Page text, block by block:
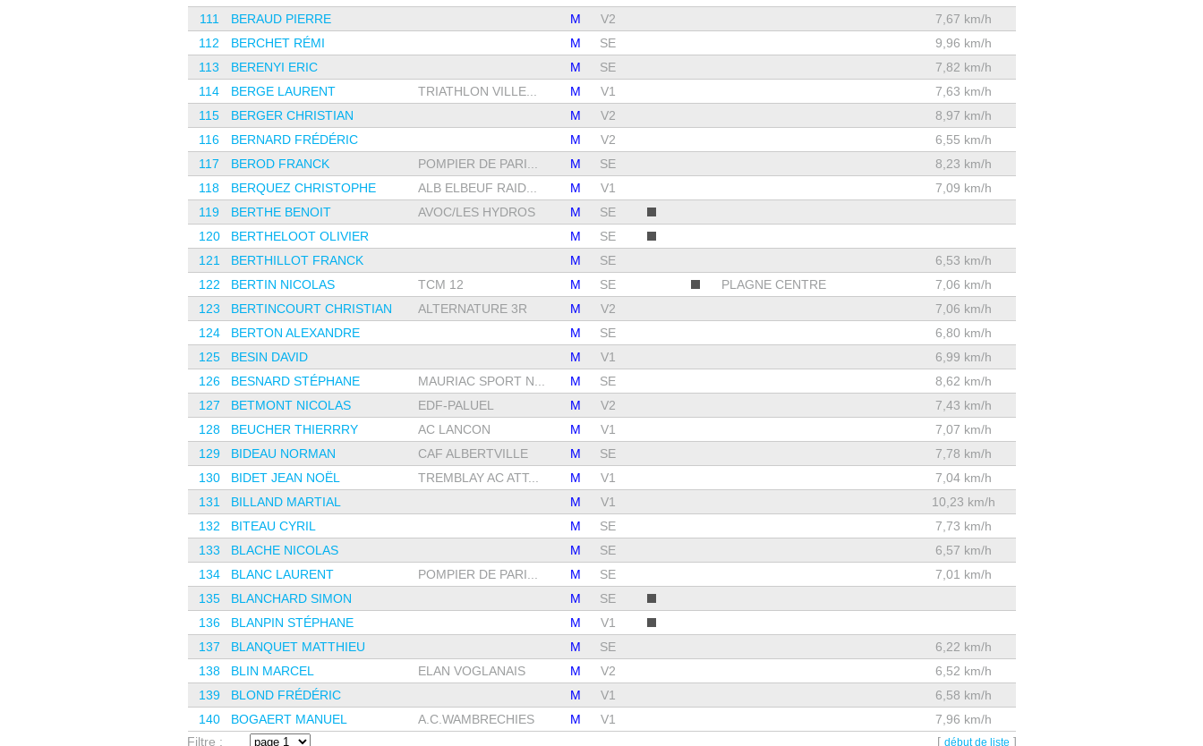
111
BERAUD PIERRE M V2
7,67 km/h
112
BERCHET RÉMI M SE
9,96 km/h
113
BERENYI ERIC M SE
7,82 km/h
114
BERGE LAURENT TRIATHLON VILLE... M V1
7,63 km/h
115
BERGER CHRISTIAN M V2
8,97 km/h
116
BERNARD FRÉDÉRIC M V2
6,55 km/h
117
BEROD FRANCK POMPIER DE PARI... M SE
8,23 km/h
118
BERQUEZ CHRISTOPHE ALB ELBEUF RAID... M V1
7,09 km/h
119
BERTHE BENOIT AVOC/LES HYDROS M
SE
120
BERTHELOOT OLIVIER M
SE
121
BERTHILLOT FRANCK M SE
6,53 km/h
122
BERTIN NICOLAS TCM 12 M SE PLAGNE CENTRE
7,06 km/h
123
BERTINCOURT CHRISTIAN ALTERNATURE 3R M V2
7,06 km/h
124
BERTON ALEXANDRE M SE
6,80 km/h
125
BESIN DAVID M V1
6,99 km/h
126
BESNARD STÉPHANE MAURIAC SPORT N... M SE
8,62 km/h
127
BETMONT NICOLAS EDF-PALUEL M V2
7,43 km/h
128
BEUCHER THIERRRY AC LANCON M V1
7,07 km/h
129
BIDEAU NORMAN CAF ALBERTVILLE M SE
7,78 km/h
130
BIDET JEAN NOËL TREMBLAY AC ATT... M V1
7,04 km/h
131
BILLAND MARTIAL M V1
10,23 km/h
132
BITEAU CYRIL M SE
7,73 km/h
133
BLACHE NICOLAS M SE
6,57 km/h
134
BLANC LAURENT POMPIER DE PARI... M SE
7,01 km/h
135
BLANCHARD SIMON M
SE
136
BLANPIN STÉPHANE M
V1
137
BLANQUET MATTHIEU M SE
6,22 km/h
138
BLIN MARCEL ELAN VOGLANAIS M V2
6,52 km/h
139
BLOND FRÉDÉRIC M V1
6,58 km/h
140
BOGAERT MANUEL A.C.WAMBRECHIES M V1
7,96 km/h
Filtre :
[ début de liste ]